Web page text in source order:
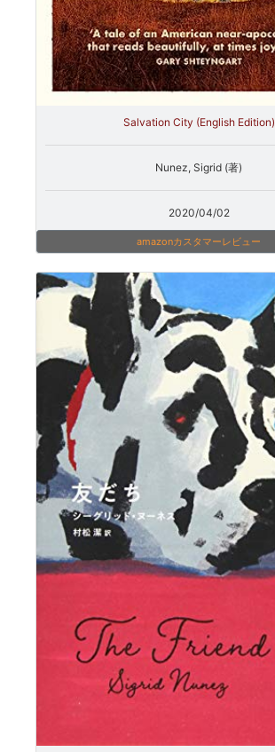
Salvation City (English Edition)
Nunez, Sigrid (著)
2020/04/02
amazonカスタマーレビュー